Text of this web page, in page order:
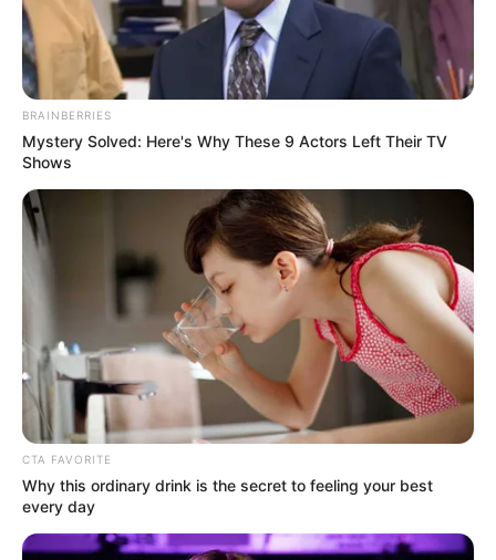
BRAINBERRIES
Mystery Solved: Here's Why These 9 Actors Left Their TV
Shows
CTA FAVORITE
Why this ordinary drink is the secret to feeling your best
every day